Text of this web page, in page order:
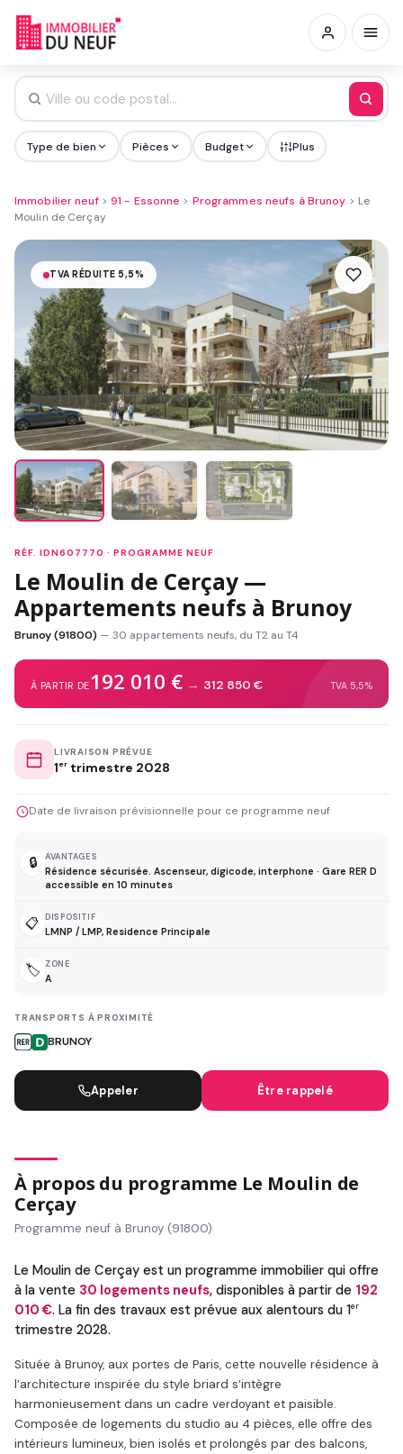
Type de bien Pièces Budget Plus
Immobilier neuf> 91 - Essonne > Programmes neufs à Brunoy > Le
Moulin de Cerçay
TVA RÉDUITE 5,5%
RÉF. IDN607770 · PROGRAMME NEUF
Le Moulin de Cerçay —
Appartements neufs à Brunoy
Brunoy (91800) — 30 appartements neufs, du T2 au T4
À PARTIR DE 192 010 € → 312 850 € TVA 5,5%
LIVRAISON PRÉVUE
1er trimestre 2028
Date de livraison prévisionnelle pour ce programme neuf
🔒 AVANTAGES
Résidence sécurisée. Ascenseur, digicode, interphone · Gare RER D
accessible en 10 minutes
📋 DISPOSITIF
LMNP / LMP, Residence Principale
🏷️ ZONE
A
TRANSPORTS À PROXIMITÉ
BRUNOY
Appeler Être rappelé
À propos du programme Le Moulin de
Cerçay
Programme neuf à Brunoy (91800)
Le Moulin de Cerçay est un programme immobilier qui offre
à la vente 30 logements neufs, disponibles à partir de 192
010 €. La fin des travaux est prévue aux alentours du 1er
trimestre 2028.
Située à Brunoy, aux portes de Paris, cette nouvelle résidence à
l’architecture inspirée du style briard s’intègre
harmonieusement dans un cadre verdoyant et paisible.
Composée de logements du studio au 4 pièces, elle offre des
intérieurs lumineux, bien isolés et prolongés par des balcons,